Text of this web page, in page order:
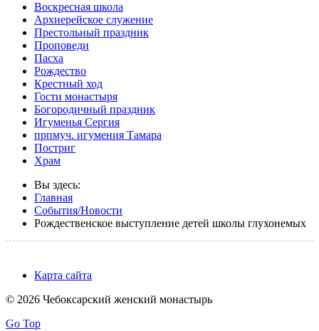
Воскресная школа
Архиерейское служение
Престольный праздник
Проповеди
Пасха
Рождество
Крестный ход
Гости монастыря
Богородичный праздник
Игуменья Сергия
прпмуч. игумения Тамара
Постриг
Храм
Вы здесь:
Главная
События/Новости
Рождественское выступление детей школы глухонемых
Карта сайта
© 2026 Чебоксарский женский монастырь
Go Top